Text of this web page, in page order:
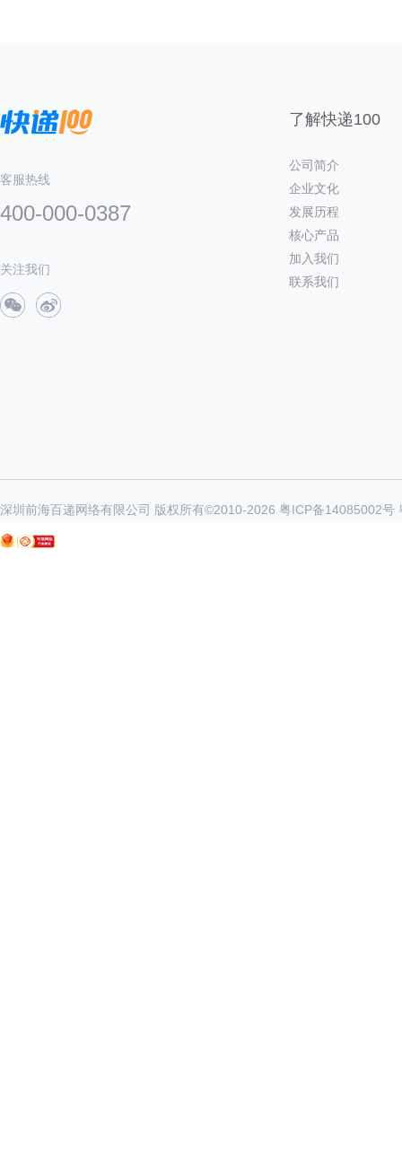
客服热线
400-000-0387
关注我们
了解快递100
公司简介
企业文化
发展历程
核心产品
加入我们
联系我们
深圳前海百递网络有限公司 版权所有©2010-2026 粤ICP备14085002号